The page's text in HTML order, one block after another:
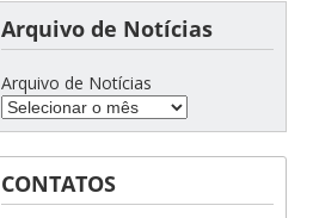
Arquivo de Notícias
Arquivo de Notícias
CONTATOS